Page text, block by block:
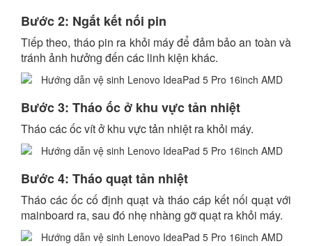
Bước 2: Ngắt kết nối pin
Tiếp theo, tháo pin ra khỏi máy để đảm bảo an toàn và
tránh ảnh hưởng đến các linh kiện khác.
Bước 3: Tháo ốc ở khu vực tản nhiệt
Tháo các ốc vít ở khu vực tản nhiệt ra khỏi máy.
Bước 4: Tháo quạt tản nhiệt
Tháo các ốc cố định quạt và tháo cáp kết nối quạt với
mainboard ra, sau đó nhẹ nhàng gỡ quạt ra khỏi máy.